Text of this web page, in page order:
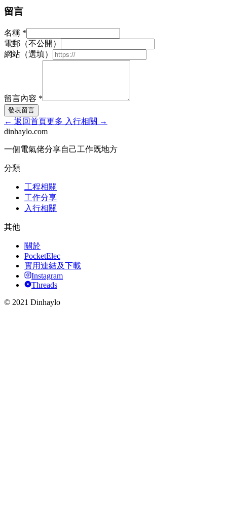
留言
名稱 *
電郵（不公開）
網站（選填）
留言內容 *
發表留言
← 返回首頁更多 入行相關 →
dinhaylo.com
一個電氣佬分享自己工作既地方
分類
工程相關
工作分享
入行相關
其他
關於
PocketElec
實用連結及下載
Instagram
Threads
© 2021 Dinhaylo